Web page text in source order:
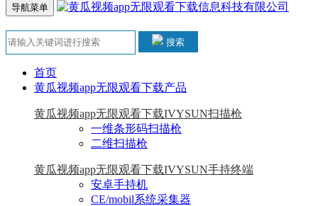
导航菜单
搜索
首页
黄瓜视频app无限观看下载产品
黄瓜视频app无限观看下载IVYSUN扫描枪
一维条形码扫描枪
二维扫描枪
黄瓜视频app无限观看下载IVYSUN手持终端
安卓手持机
CE/mobil系统采集器